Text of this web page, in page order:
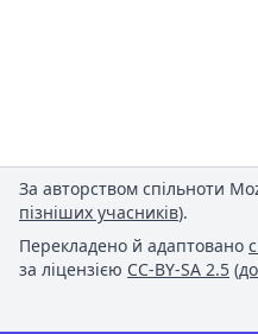
За авторством спільноти
пізніших учасників).
Перекладено й адаптовано
за ліцензією CC-BY-SA 2.5 (